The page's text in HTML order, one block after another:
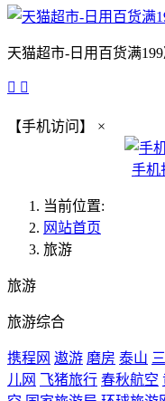
天猫超市-日用百货满
 
【手机访问】 ×
手机
当前位置:
网站首页
旅游
旅游
旅游综合
携程网 遨游 磨房 泰山
儿网 飞猪旅行 春秋航空